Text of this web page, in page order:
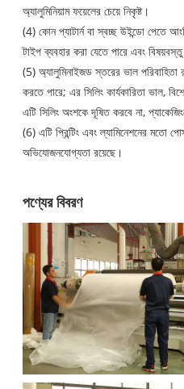
অ্যালুমিনিয়াম ফয়েলের চেয়ে নিকৃষ্ট।
(4) কোন প্যাটার্ন বা স্বচ্ছ উইন্ডো পেতে
টাইপ ব্যবহার করা যেতে পারে এবং
(5) অ্যালুমিনাইজড স্তরের ভাল পরিবাহিতা
করতে পারে; এর সিলিং কার্যকারিতা ভাল,
এটি সিলিং অংশকে দূষিত করবে না,
(6) এটি প্রিন্টিং এবং ল্যামিনেশনের মতো
অভিযোজনযোগ্যতা রয়েছে।
পণ্যের বিবরণ